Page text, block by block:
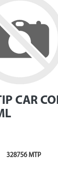
CAR
328756 MTP